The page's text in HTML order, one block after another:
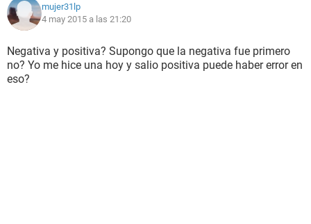
mujer31lp
4 may 2015 a las 21:20
Negativa y positiva? Supongo que la negativa fue primero
no? Yo me hice una hoy y salio positiva puede haber error en
eso?